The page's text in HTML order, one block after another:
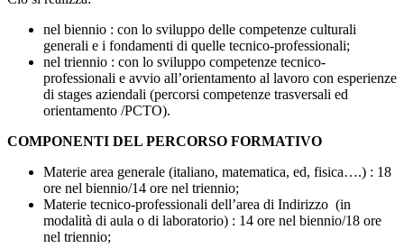
nel biennio : con lo sviluppo delle competenze culturali
generali e i fondamenti di quelle tecnico-professionali;
nel triennio : con lo sviluppo competenze tecnico-
professionali e avvio all’orientamento al lavoro con esperienze
di stages aziendali (percorsi competenze trasversali ed
orientamento /PCTO).
COMPONENTI DEL PERCORSO FORMATIVO
Materie area generale (italiano, matematica, ed, fisica….) : 18
ore nel biennio/14 ore nel triennio;
Materie tecnico-professionali dell’area di Indirizzo (in
modalità di aula o di laboratorio) : 14 ore nel biennio/18 ore
nel triennio;